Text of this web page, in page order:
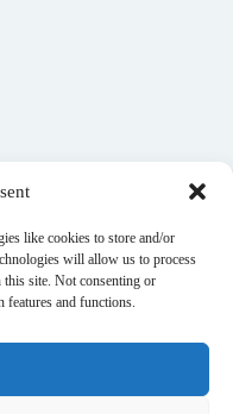
like cookies to store and/or
will allow us to process
site. Not consenting or
features and functions.